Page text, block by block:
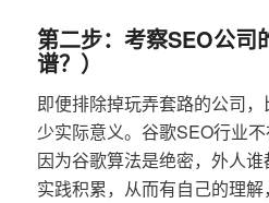
第二步：考察SEO公司
谱？）
即便排除掉玩弄套路的公司
少实际意义。谷歌SEO行业不
因为谷歌算法是绝密，外人
实践积累，从而有自己的理